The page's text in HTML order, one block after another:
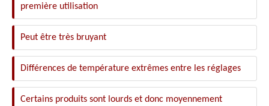
première utilisation
Peut être très bruyant
Différences de température extrêmes entre les réglages
Certains produits sont lourds et donc moyennement